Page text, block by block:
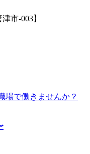
市-003】
場で働きませんか？